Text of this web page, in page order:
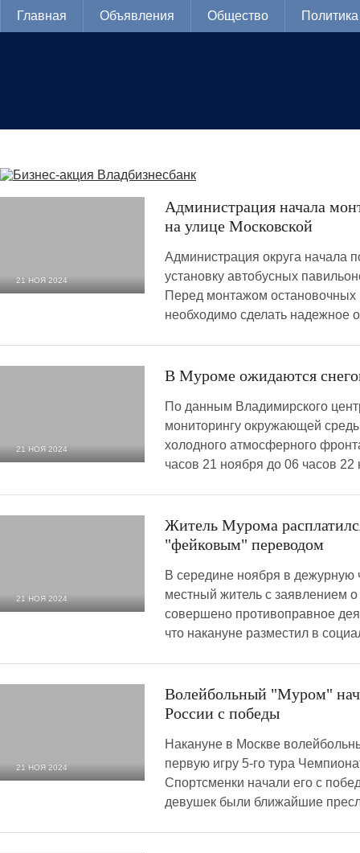
Главная Объявления Общество Политика
21 НОЯ 2024
Администрация начала
на улице Московской
Администрация округа начала
установку автобусных
Перед монтажом остановочных
необходимо сделать надежное
21 НОЯ 2024
В Муроме ожидаются
По данным Владимирского
мониторингу окружающей
холодного атмосферного
часов 21 ноября до 06 часов 22
21 НОЯ 2024
Житель Мурома
"фейковым" переводом
В середине ноября в дежурную
местный житель с заявлением
совершено противоправное
что накануне разместил в
21 НОЯ 2024
Волейбольный "Муром"
России с победы
Накануне в Москве
первую игру 5-го тура
Спортсменки начали его с
девушек были ближайшие